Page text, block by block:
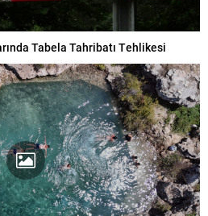
Tabela Tahribatı Tehlikesi